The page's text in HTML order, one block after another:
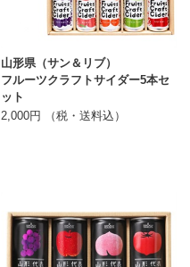
山形県（サン＆リブ）
フルーツクラフトサイダー5本セ
ット
2,000円 （税・送料込）